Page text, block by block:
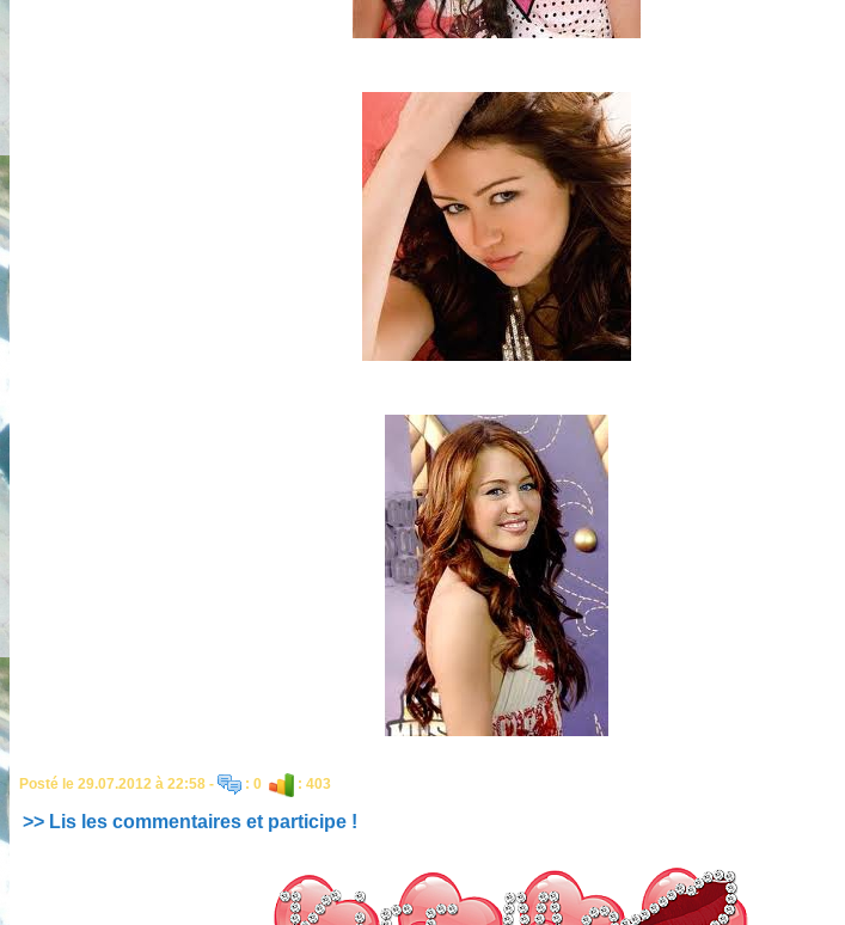
Posté le 29.07.2012 à 22:58 - : 0 : 403
>> Lis les commentaires et participe !